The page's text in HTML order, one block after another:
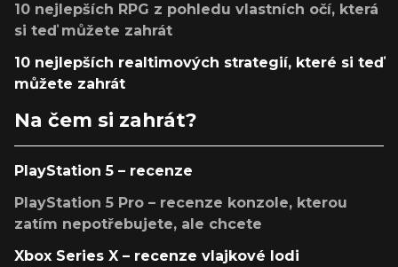
10 nejlepších RPG z pohledu vlastních očí, která
si teď můžete zahrát
10 nejlepších realtimových strategií, které si teď
můžete zahrát
Na čem si zahrát?
PlayStation 5 – recenze
PlayStation 5 Pro – recenze konzole, kterou
zatím nepotřebujete, ale chcete
Xbox Series X – recenze vlajkové lodi